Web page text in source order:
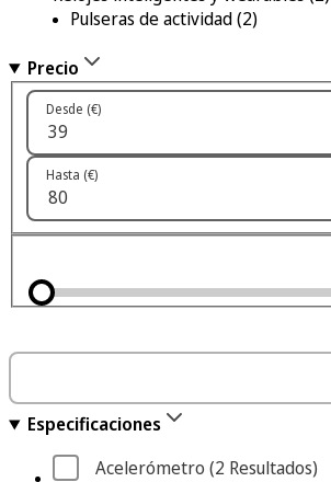
Pulseras de actividad(2)
Precio
Desde (€)
Hasta (€)
Especificaciones
Acelerómetro (2 Resultados)